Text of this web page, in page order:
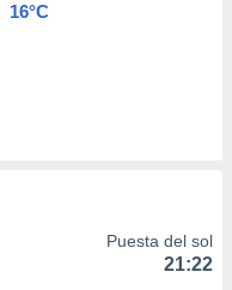
16°C
Puesta del sol
21:22